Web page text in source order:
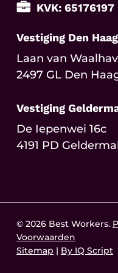
KVK: 65176197
Vestiging Den Haag
Laan van
2497 GL Den
Vestiging
De Iepenwei 16c
4191 PD
© 2026 Best Workers.
Voorwaarden
Sitemap | By IQ Script